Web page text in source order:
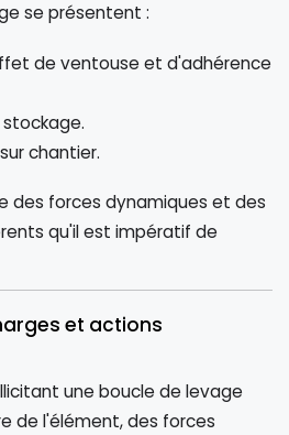
se présentent :
de ventouse et d'adhérence
chantier.
des forces dynamiques et des
qu'il est impératif de
et actions
une boucle de levage
de l'élément, des forces